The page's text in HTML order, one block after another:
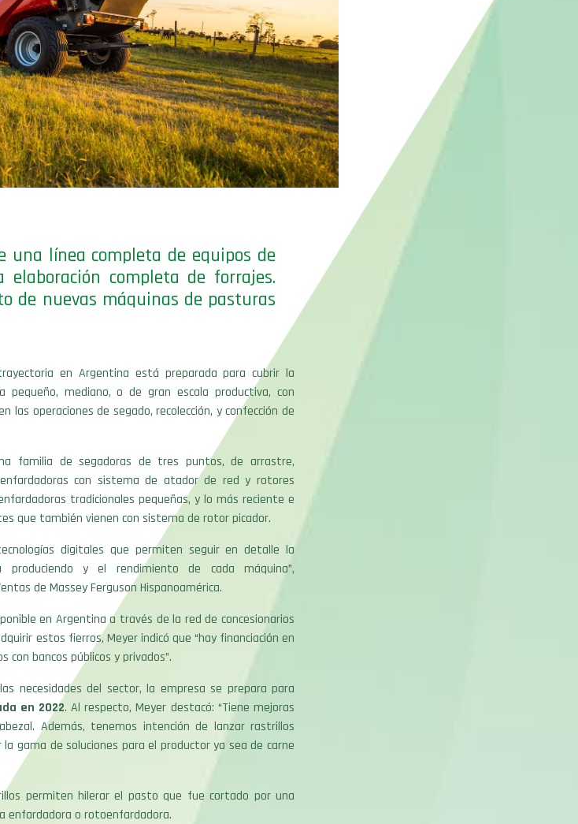
una línea completa de equipos de
completa de forrajes.
de nuevas máquinas de pasturas
en Argentina está preparada para cubrir la
mediano, o de gran escala productiva, con
las operaciones de segado, recolección, y confección de
familia de segadoras de tres puntos, de arrastre,
con sistema de atador de red y rotores
tradicionales pequeñas, y lo más reciente e
que también vienen con sistema de rotor picador.
digitales que permiten seguir en detalle la
y el rendimiento de cada máquina”,
de Massey Ferguson Hispanoamérica.
en Argentina a través de la red de concesionarios
estos fierros, Meyer indicó que “hay financiación en
con bancos públicos y privados”.
necesidades del sector, la empresa se prepara para
en 2022. Al respecto, Meyer destacó: “Tiene mejoras
Además, tenemos intención de lanzar rastrillos
gama de soluciones para el productor ya sea de carne
permiten hilerar el pasto que fue cortado por una
enfardadora o rotoenfardadora.